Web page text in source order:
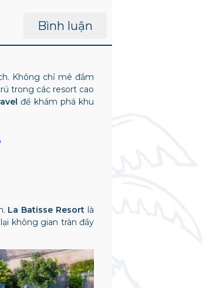
Bình luận
Không chỉ mê đắm
trong các resort cao
để khám phá khu
La Batisse Resort là
không gian tràn đầy